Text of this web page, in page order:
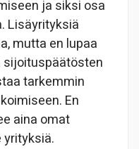
ja siksi osa
Lisäyrityksiä
mutta en lupaa
sijoituspäätösten
tarkemmin
En
aina omat